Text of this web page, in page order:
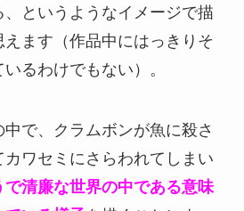
というようなイメージで描
ます（作品中にはっきりそ
るわけでもない）。
で、クラムボンが魚に殺さ
ワセミにさらわれてしまい
で清廉な世界の中である意味